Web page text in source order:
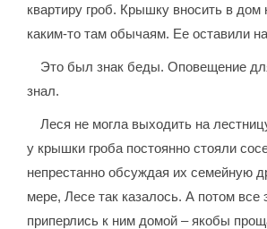
квартиру гроб. Крышку вносить в дом
каким-то там обычаям. Ее оставили
Это был знак беды. Оповещение
знал.
Леся не могла выходить на
у крышки гроба постоянно стояли
непрестанно обсуждая их семейную
мере, Лесе так казалось. А потом все
приперлись к ним домой – якобы